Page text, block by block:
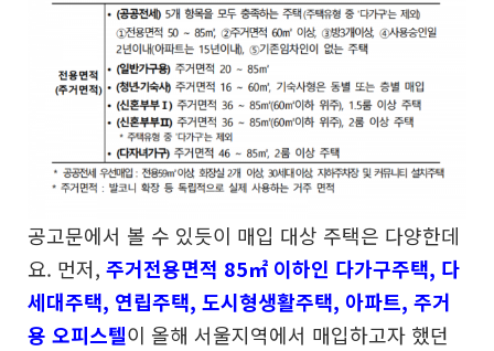
공고문에서 볼 수 있듯이 매입 대상 주택은 다양한데
요. 먼저, 주거전용면적 85㎡ 이하인 다가구주택, 다
세대주택, 연립주택, 도시형생활주택, 아파트, 주거
용 오피스텔이 올해 서울지역에서 매입하고자 했던